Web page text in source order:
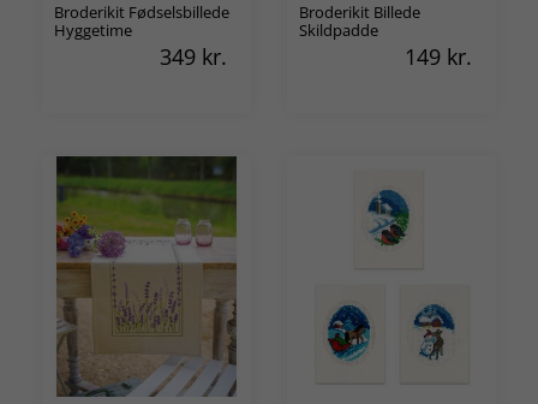
Broderikit Fødselsbillede
Hyggetime
349 kr.
Broderikit Billede
Skildpadde
149 kr.